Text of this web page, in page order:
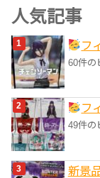
ゴ
リ
ー
人気記事
フ
60件の
フ
49件の
新景